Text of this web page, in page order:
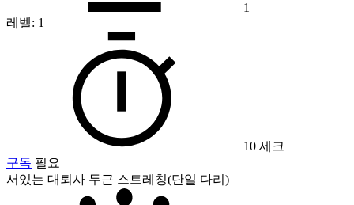
1
레벨: 1
10 세크
구독 필요
서있는 대퇴사 두근 스트레칭(단일 다리)